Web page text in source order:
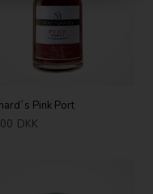
Pink Port
DKK